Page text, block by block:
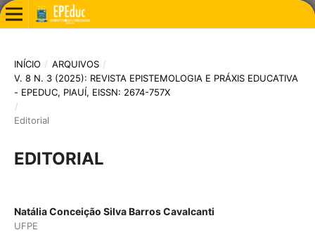
INÍCIO / ARQUIVOS /
V. 8 N. 3 (2025): REVISTA EPISTEMOLOGIA E PRÁXIS EDUCATIVA
- EPEDUC, PIAUÍ, EISSN: 2674-757X
/
Editorial
EDITORIAL
Natália Conceição Silva Barros Cavalcanti
UFPE